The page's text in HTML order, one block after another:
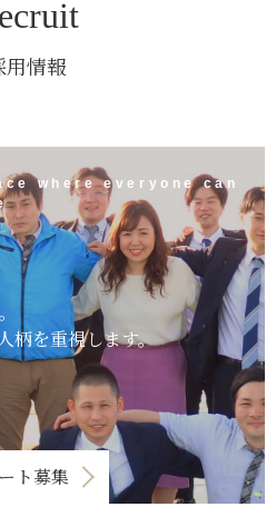
用情報
ト募集
where everyone can
柄を重視します。